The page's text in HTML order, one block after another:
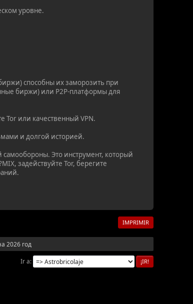
уровне.
способны их заморозить при
биржи) или P2P-платформы для
Tor или качественный VPN.
и долгой историей.
Это инструмент, который
задействуйте Tor, берегите
IMPRIMIR
2026 год
Ir a